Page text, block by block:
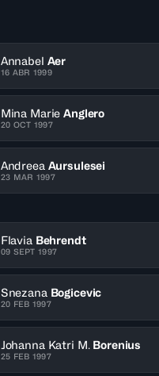
Annabel Aer
16 ABR 1999
Mina Marie Anglero
20 OCT 1997
Andreea Aursulesei
23 MAR 1997
Flavia Behrendt
09 SEPT 1997
Snezana Bogicevic
20 FEB 1997
Johanna Katri M. Borenius
25 FEB 1997